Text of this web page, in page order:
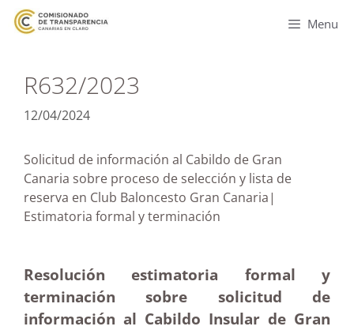
Menu
R632/2023
12/04/2024
Solicitud de información al Cabildo de Gran
Canaria sobre proceso de selección y lista de
reserva en Club Baloncesto Gran Canaria|
Estimatoria formal y terminación
Resolución estimatoria formal y
terminación sobre solicitud de
información al Cabildo Insular de Gran